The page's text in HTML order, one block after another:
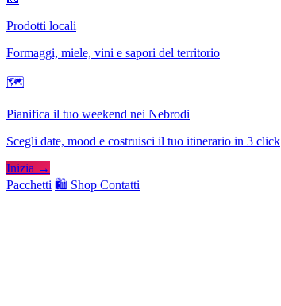
Prodotti locali
Formaggi, miele, vini e sapori del territorio
🗺
Pianifica il tuo weekend nei Nebrodi
Scegli date, mood e costruisci il tuo itinerario in 3 click
Inizia →
Pacchetti 🛍️ Shop Contatti